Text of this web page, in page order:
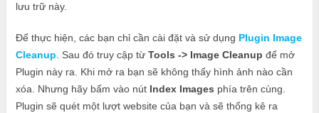
lưu trữ này.
Để thực hiện, các bạn chỉ cần cài đặt và sử dụng Plugin Image
Cleanup . Sau đó truy cập từ Tools -> Image Cleanup để mở
Plugin này ra. Khi mở ra bạn sẽ không thấy hình ảnh nào cần
xóa. Nhưng hãy bấm vào nút Index Images phía trên cùng.
Plugin sẽ quét một lượt website của bạn và sẽ thống kê ra